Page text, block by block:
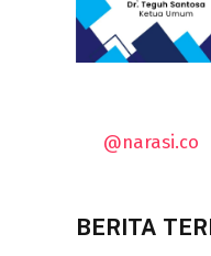
@narasi.co
BERITA